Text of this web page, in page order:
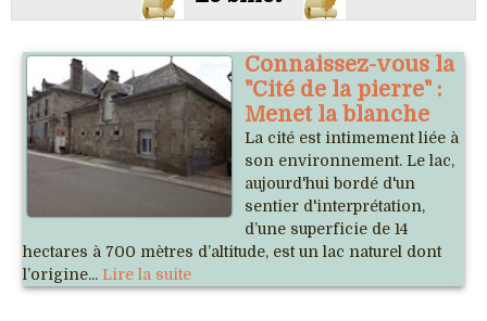
Connaissez-vous la
"Cité de la pierre" :
Menet la blanche
La cité est intimement liée à
son environnement. Le lac,
aujourd'hui bordé d'un
sentier d'interprétation,
d’une superficie de 14
hectares à 700 mètres d’altitude, est un lac naturel dont
l’origine... Lire la suite